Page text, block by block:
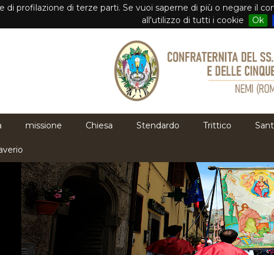
di profilazione di terze parti. Se vuoi saperne di più o negare il
all'utilizzo di tutti i cookie
Ok
missione Chiesa Stendardo Trittico